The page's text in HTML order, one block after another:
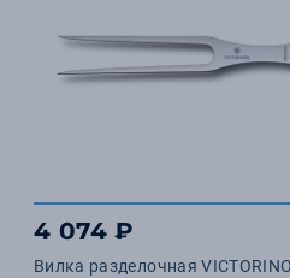
4 074 ₽
Вилка разделочная